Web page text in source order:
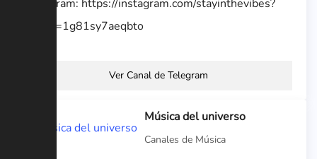
Instagram: https://instagram.com/stayinthevibes?
igshid=1g81sy7aeqbto
Ver Canal de Telegram
Música del universo
Canales de Música